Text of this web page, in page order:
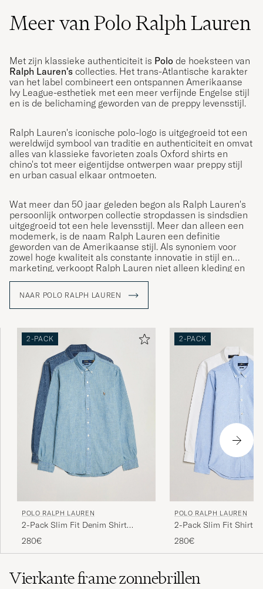
Meer van Polo Ralph Lauren
Met zijn klassieke authenticiteit is Polo de hoeksteen van
Ralph Lauren's collecties. Het trans-Atlantische karakter
van het label combineert een ontspannen Amerikaanse
Ivy League-esthetiek met een meer verfijnde Engelse stijl
en is de belichaming geworden van de preppy levensstijl.
Ralph Lauren's iconische polo-logo is uitgegroeid tot een
wereldwijd symbool van traditie en authenticiteit en omvat
alles van klassieke favorieten zoals Oxford shirts en
chino's tot meer eigentijdse ontwerpen waar preppy stijl
en urban casual elkaar ontmoeten.
Wat meer dan 50 jaar geleden begon als Ralph Lauren's
persoonlijk ontworpen collectie stropdassen is sindsdien
uitgegroeid tot een hele levensstijl. Meer dan alleen een
modemerk, is de naam Ralph Lauren een definitie
geworden van de Amerikaanse stijl. Als synoniem voor
zowel hoge kwaliteit als constante innovatie in stijl en
marketing, verkoopt Ralph Lauren niet alleen kleding en
NAAR POLO RALPH LAUREN
2-PACK
POLO RALPH LAUREN
2-Pack Slim Fit Denim Shirt
Washed/Dark Wash
280€
2-PACK
POLO RALPH LAUREN
2-Pack Slim Fit Shirt
White/Blue
280€
Vierkante frame zonnebrillen